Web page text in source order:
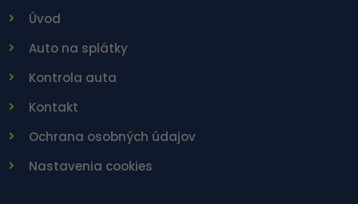
Úvod
Auto na splátky
Kontrola auta
Kontakt
Ochrana osobných údajov
Nastavenia cookies